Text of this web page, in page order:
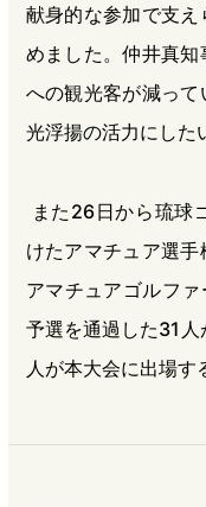
献身的な参加で支
めました。仲井真
への観光客が減っ
光浮揚の活力にした
また26日から琉球
けたアマチュア選
アマチュアゴルフ
予選を通過した31
人が本大会に出場す